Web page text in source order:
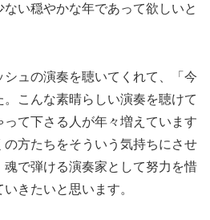
い穏やかな年であって欲しいと
ュの演奏を聴いてくれて、「今
。こんな素晴らしい演奏を聴けて
て下さる人が年々増えています
方たちをそういう気持ちにさせ
魂で弾ける演奏家として努力を惜
きたいと思います。